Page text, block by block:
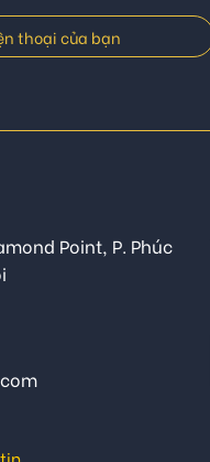
Point, P. Phúc